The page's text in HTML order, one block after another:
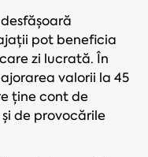
pot beneficia
zi lucrată. În
valorii la 45
ține cont de
de provocările